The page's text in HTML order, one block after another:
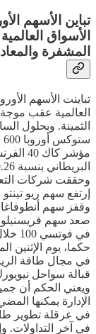
تباين الأسهم
الأسواق
المشفرة
تباينت الأسهم
العالمية عقب
الثمينة. وبحلول
وحققت شركات
صعد سهم فريسنيلو،
حكما، يوم الإثنين
في مجال طاقة
قبالة سواحل
ويعني الحكم أن
الإدارة يمكنها